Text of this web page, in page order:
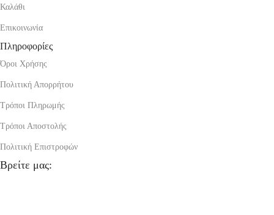
Καλάθι
Επικοινωνία
Πληροφορίες
Όροι Χρήσης
Πολιτική Απορρήτου
Τρόποι Πληρωμής
Τρόποι Αποστολής
Πολιτική Επιστροφών
Βρείτε μας: